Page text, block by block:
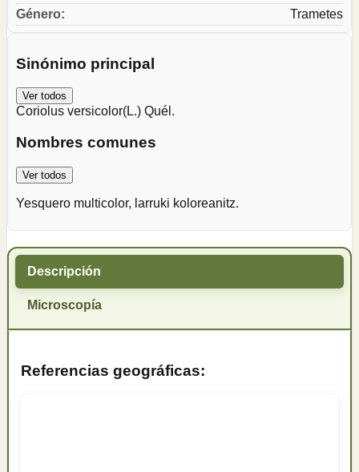
Género: Trametes
Sinónimo principal
Ver todos
Coriolus versicolor(L.) Quél.
Nombres comunes
Ver todos
Yesquero multicolor, larruki koloreanitz.
Descripción
Microscopía
Referencias geográficas: